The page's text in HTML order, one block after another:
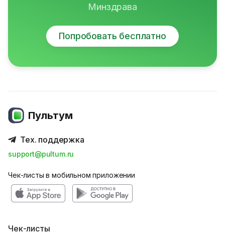
Минздрава
Попробовать бесплатно
Пультум
Тех. поддержка
support@pultum.ru
Чек-листы в мобильном приложении
Чек-листы